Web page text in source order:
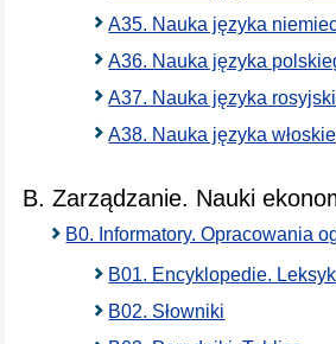
A35. Nauka języka
A36. Nauka języka
A37. Nauka języka
A38. Nauka języka
B. Zarządzanie. Nauki
B0. Informatory. Opracowania
B01. Encyklopedie.
B02. Słowniki